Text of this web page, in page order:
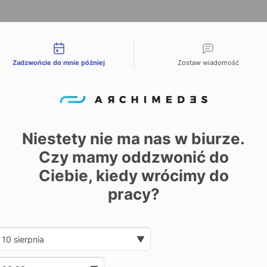
kontaktu
Zadzwońcie do mnie później Zostaw wiadomość
Niestety nie ma nas w biurze.
Czy mamy oddzwonić do
Ciebie, kiedy wrócimy do
pracy?
Date and time slection for